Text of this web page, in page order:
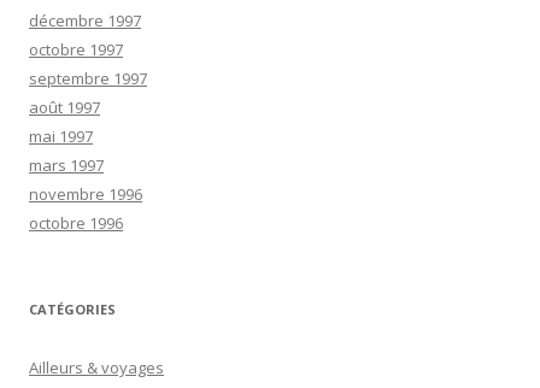
décembre 1997
octobre 1997
septembre 1997
août 1997
mai 1997
mars 1997
novembre 1996
octobre 1996
CATÉGORIES
Ailleurs & voyages